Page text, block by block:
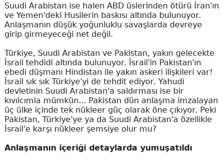
Suudi Arabistan ise halen ABD üslerinden ötürü İran'ın
ve Yemen'deki Husilerin baskısı altında bulunuyor.
Anlaşmanın düşük yoğunluklu savaşlarda devreye
girip girmeyeceği net değil.
Türkiye, Suudi Arabistan ve Pakistan, yakın gelecekte
İsrail tehdidi altında bulunuyor. İsrail'in Pakistan'ın
ebedi düşmanı Hindistan ile yakın askeri ilişkileri var!
İsrail sık sık Türkiye'yi de tehdit ediyor. Yahudi
devletinin Suudi Arabistan'a saldırması ise bir
kıvılcımla mümkün... Pakistan dün anlaşma imzalayan
üç ülke içinde tek nükleer güç olarak öne çıkıyor. Peki
Pakistan, Türkiye'ye ya da Suudi Arabistan'a özellikle
İsrail'e karşı nükleer şemsiye olur mu?
Anlaşmanın içeriği detaylarda yumuşatıldı